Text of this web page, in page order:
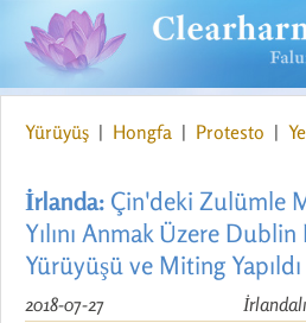
Yürüyüş | Hongfa | Protesto |
İrlanda: Çin'deki Zulümle
Yılını Anmak Üzere
Yürüyüşü ve Miting Yapıldı
2018-07-27